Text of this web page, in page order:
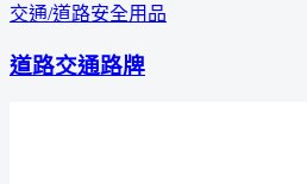
交通/道路安全用品
道路交通路牌